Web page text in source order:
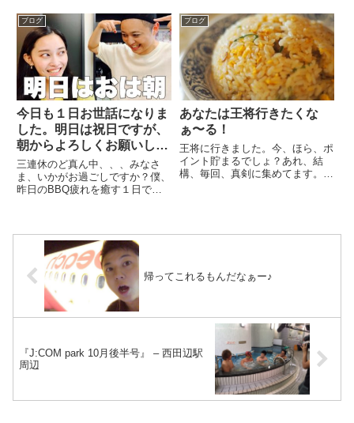
なんか気分的には乗りませんよ
ね？（笑）ほら、今日頑張った
ら、もうすぐ週末ですよ！！！！
ファイ...
い、ご機嫌なはずの息子です。先
日、ちょっと体調を崩して点滴を
打ったりもしました。２日前に飲
み終えた牛乳パックをボロボロに
な...
ブログ
今日も１日お世話になりま
した。明日は祝日ですが、
朝からよろしくお願いしま
す。
三連休のど真ん中、、、みなさ
ま、いかがお過ごしですか？僕、
昨日のBBQ疲れを癒す１日でし
いといけないなって毎回思ってい
るんですけどね。忘れちゃ
う。。。...
ブログ
あなたは王将行きたくな
ぁ〜る！
王将に行きました。今、ほら、ポ
イント貯まるでしょ？あれ、結
構、毎回、真剣に集めてます。っ
毎回頼みます。にんにくも気にせ
帰ってこれるもんだなぁー♪
『J:COM park 10月後半号』 – 西田辺駅
周辺